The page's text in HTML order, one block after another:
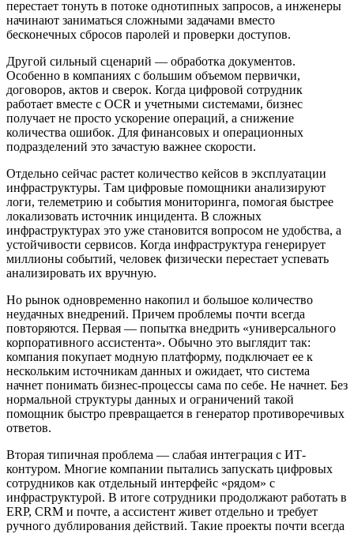
перестает тонуть в потоке однотипных запросов, а инженеры
начинают заниматься сложными задачами вместо
бесконечных сбросов паролей и проверки доступов.
Другой сильный сценарий — обработка документов.
Особенно в компаниях с большим объемом первички,
договоров, актов и сверок. Когда цифровой сотрудник
работает вместе с OCR и учетными системами, бизнес
получает не просто ускорение операций, а снижение
количества ошибок. Для финансовых и операционных
подразделений это зачастую важнее скорости.
Отдельно сейчас растет количество кейсов в эксплуатации
инфраструктуры. Там цифровые помощники анализируют
логи, телеметрию и события мониторинга, помогая быстрее
локализовать источник инцидента. В сложных
инфраструктурах это уже становится вопросом не удобства, а
устойчивости сервисов. Когда инфраструктура генерирует
миллионы событий, человек физически перестает успевать
анализировать их вручную.
Но рынок одновременно накопил и большое количество
неудачных внедрений. Причем проблемы почти всегда
повторяются. Первая — попытка внедрить «универсального
корпоративного ассистента». Обычно это выглядит так:
компания покупает модную платформу, подключает ее к
нескольким источникам данных и ожидает, что система
начнет понимать бизнес-процессы сама по себе. Не начнет. Без
нормальной структуры данных и ограничений такой
помощник быстро превращается в генератор противоречивых
ответов.
Вторая типичная проблема — слабая интеграция с ИТ-
контуром. Многие компании пытались запускать цифровых
сотрудников как отдельный интерфейс «рядом» с
инфраструктурой. В итоге сотрудники продолжают работать в
ERP, CRM и почте, а ассистент живет отдельно и требует
ручного дублирования действий. Такие проекты почти всегда